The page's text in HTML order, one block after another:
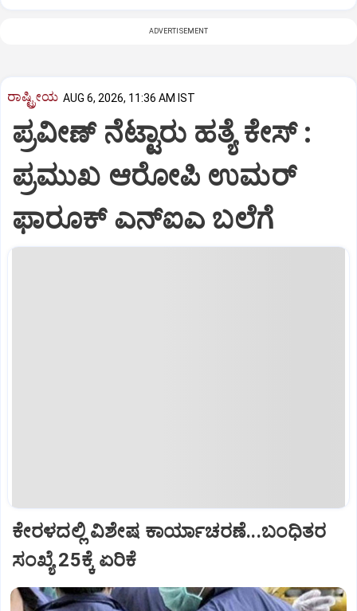
ADVERTISEMENT
ರಾಷ್ಟ್ರೀಯ AUG 6, 2026, 11:36 AM IST
ಪ್ರವೀಣ್ ನೆಟ್ಟಾರು ಹತ್ಯೆ ಕೇಸ್ :
ಪ್ರಮುಖ ಆರೋಪಿ ಉಮರ್
ಫಾರೂಕ್ ಎನ್‌ಐಎ ಬಲೆಗೆ
ಕೇರಳದಲ್ಲಿ ವಿಶೇಷ ಕಾರ್ಯಾಚರಣೆ...ಬಂಧಿತರ
ಸಂಖ್ಯೆ 25ಕ್ಕೆ ಏರಿಕೆ